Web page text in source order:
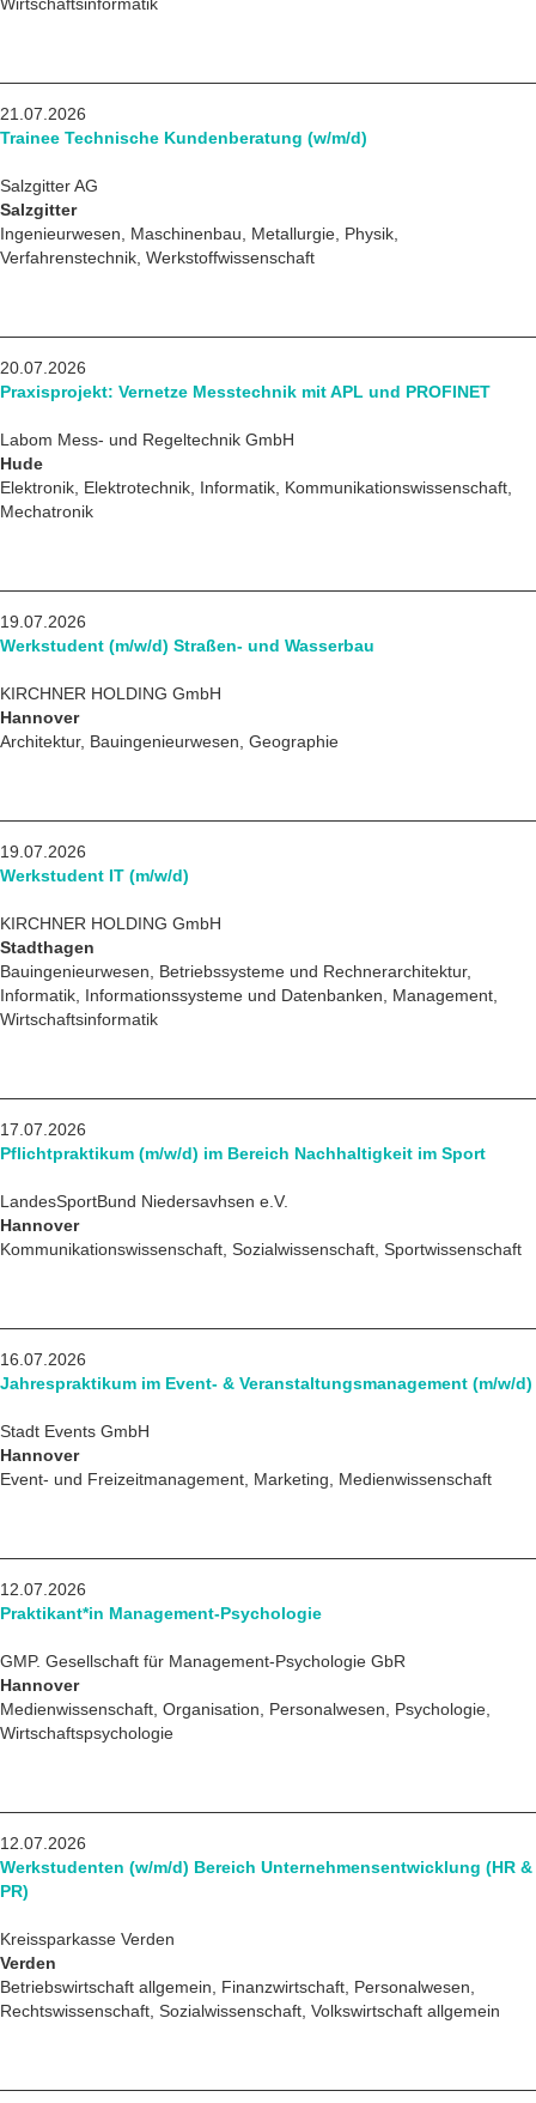
21.07.2026
Trainee Technische Kundenberatung (w/m/d)
Salzgitter AG
Salzgitter
Ingenieurwesen, Maschinenbau, Metallurgie, Physik,
Verfahrenstechnik, Werkstoffwissenschaft
20.07.2026
Praxisprojekt: Vernetze Messtechnik mit APL und PROFINET
Labom Mess- und Regeltechnik GmbH
Hude
Elektronik, Elektrotechnik, Informatik, Kommunikationswissenschaft,
Mechatronik
19.07.2026
Werkstudent (m/w/d) Straßen- und Wasserbau
KIRCHNER HOLDING GmbH
Hannover
Architektur, Bauingenieurwesen, Geographie
19.07.2026
Werkstudent IT (m/w/d)
KIRCHNER HOLDING GmbH
Stadthagen
Bauingenieurwesen, Betriebssysteme und Rechnerarchitektur,
Informatik, Informationssysteme und Datenbanken, Management,
Wirtschaftsinformatik
17.07.2026
Pflichtpraktikum (m/w/d) im Bereich Nachhaltigkeit im Sport
LandesSportBund Niedersavhsen e.V.
Hannover
Kommunikationswissenschaft, Sozialwissenschaft, Sportwissenschaft
16.07.2026
Jahrespraktikum im Event- & Veranstaltungsmanagement (m/w/d)
Stadt Events GmbH
Hannover
Event- und Freizeitmanagement, Marketing, Medienwissenschaft
12.07.2026
Praktikant*in Management-Psychologie
GMP. Gesellschaft für Management-Psychologie GbR
Hannover
Medienwissenschaft, Organisation, Personalwesen, Psychologie,
Wirtschaftspsychologie
12.07.2026
Werkstudenten (w/m/d) Bereich Unternehmensentwicklung (HR &
PR)
Kreissparkasse Verden
Verden
Betriebswirtschaft allgemein, Finanzwirtschaft, Personalwesen,
Rechtswissenschaft, Sozialwissenschaft, Volkswirtschaft allgemein